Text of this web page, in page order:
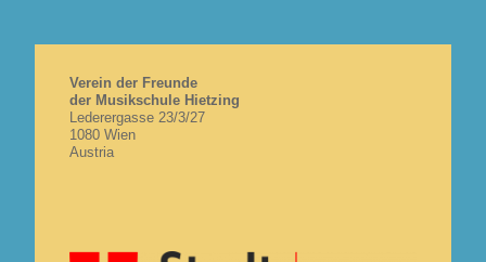
Verein der Freunde
der Musikschule Hietzing
Lederergasse 23/3/27
1080 Wien
Austria